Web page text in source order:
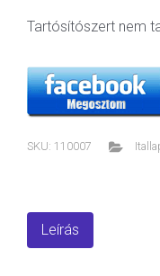
Tartósítószert nem
SKU: 110007
Leírás